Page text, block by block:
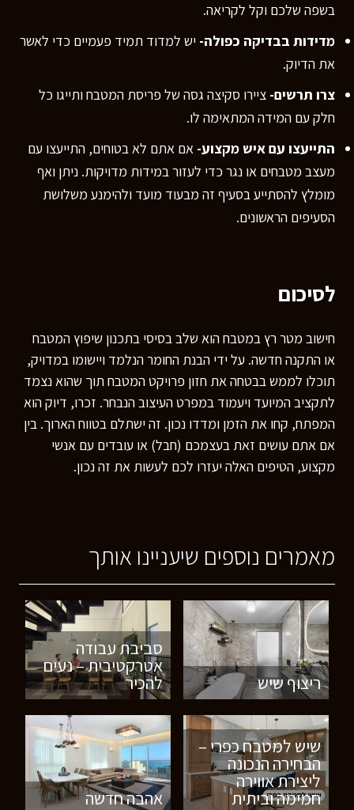
בשפה שלכם וקל לקריאה.
מדידות בבדיקה כפולה- יש למדוד תמיד פעמיים כדי לאשר
את הדיוק.
צרו תרשים- ציירו סקיצה גסה של פריסת המטבח ותייגו כל
חלק עם המידה המתאימה לו.
התייעצו עם איש מקצוע- אם אתם לא בטוחים, התייעצו עם
מעצב מטבחים או נגר כדי לעזור במידות מדויקות. ניתן ואף
מומלץ להסתייע בסעיף זה מבעוד מועד ולהימנע משלושת
הסעיפים הראשונים.
לסיכום
חישוב מטר רץ במטבח הוא שלב בסיסי בתכנון שיפוץ המטבח
או התקנה חדשה. על ידי הבנת החומר הנלמד ויישומו במדויק,
תוכלו לממש בבטחה את חזון פרויקט המטבח תוך שהוא נצמד
לתקציב המיועד ויעמוד במפרט העיצוב הנבחר. זכרו, דיוק הוא
המפתח, קחו את הזמן ומדדו נכון. זה ישתלם בטווח הארוך. בין
אם אתם עושים זאת בעצמכם (חבל) או עובדים עם אנשי
מקצוע, הטיפים האלה יעזרו לכם לעשות את זה נכון.
מאמרים נוספים שיעניינו אותך
ריצוף שיש
סביבת עבודה
אטרקטיבית – נעים
להכיר
שיש למטבח כפרי –
הבחירה הנכונה
ליצירת אווירה
חמימה וביתית אהבה חדשה